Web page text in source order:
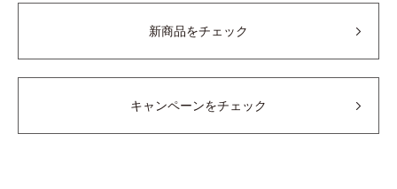
新商品をチェック
キャンペーンをチェック